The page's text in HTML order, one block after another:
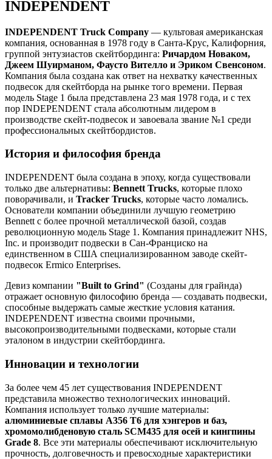
INDEPENDENT
INDEPENDENT Truck Company — культовая американская
компания, основанная в 1978 году в Санта-Крус, Калифорния,
группой энтузиастов скейтбординга: Ричардом Новаком,
Джеем Шуирманом, Фаусто Вителло и Эриком Свенсоном.
Компания была создана как ответ на нехватку качественных
подвесок для скейтборда на рынке того времени. Первая
модель Stage 1 была представлена 23 мая 1978 года, и с тех
пор INDEPENDENT стала абсолютным лидером в
производстве скейт-подвесок и завоевала звание №1 среди
профессиональных скейтбордистов.
История и философия бренда
INDEPENDENT была создана в эпоху, когда существовали
только две альтернативы: Bennett Trucks, которые плохо
поворачивали, и Tracker Trucks, которые часто ломались.
Основатели компании объединили лучшую геометрию
Bennett с более прочной металлической базой, создав
революционную модель Stage 1. Компания принадлежит NHS,
Inc. и производит подвески в Сан-Франциско на
единственном в США специализированном заводе скейт-
подвесок Ermico Enterprises.
Девиз компании "Built to Grind" (Созданы для грайнда)
отражает основную философию бренда — создавать подвески,
способные выдержать самые жесткие условия катания.
INDEPENDENT известна своими прочными,
высокопроизводительными подвесками, которые стали
эталоном в индустрии скейтбординга.
Инновации и технологии
За более чем 45 лет существования INDEPENDENT
представила множество технологических инноваций.
Компания использует только лучшие материалы:
алюминиевые сплавы A356 T6 для хэнгеров и баз,
хромомолибденовую сталь SCM435 для осей и кингпины
Grade 8. Все эти материалы обеспечивают исключительную
прочность, долговечность и превосходные характеристики